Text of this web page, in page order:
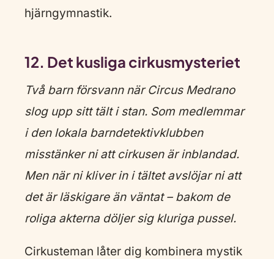
hjärngymnastik.
12. Det kusliga cirkusmysteriet
Två barn försvann när Circus Medrano
slog upp sitt tält i stan. Som medlemmar
i den lokala barndetektivklubben
misstänker ni att cirkusen är inblandad.
Men när ni kliver in i tältet avslöjar ni att
det är läskigare än väntat – bakom de
roliga akterna döljer sig kluriga pussel.
Cirkusteman låter dig kombinera mystik